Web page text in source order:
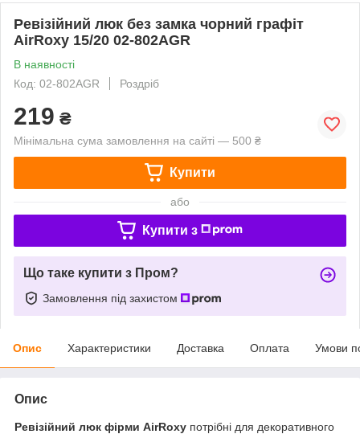
Ревізійний люк без замка чорний графіт
АirRoxy 15/20 02-802AGR
В наявності
Код: 02-802АGR
Роздріб
219 ₴
Мінімальна сума замовлення на сайті — 500 ₴
Купити
або
Купити з
Що таке купити з Пром?
Замовлення під захистом
Опис Характеристики Доставка Оплата Умови
Опис
Ревізійний люк фірми АirRoxy потрібні для декоративного